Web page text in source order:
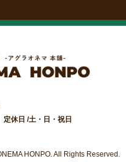
休日 /土・日・祝日
HONPO. All Rights Reserved.